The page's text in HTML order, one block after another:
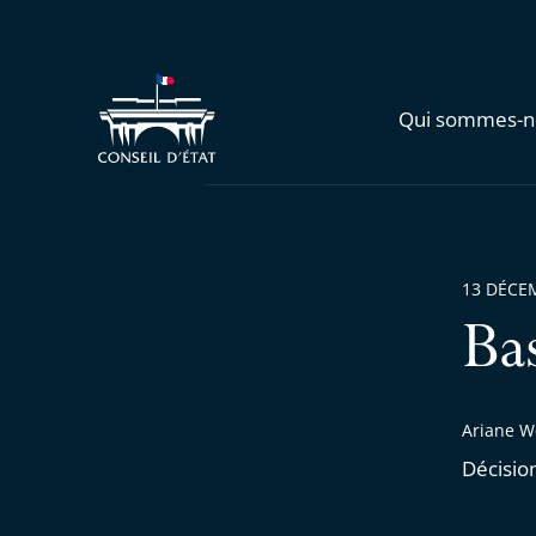
Qui sommes-
Ariane
13